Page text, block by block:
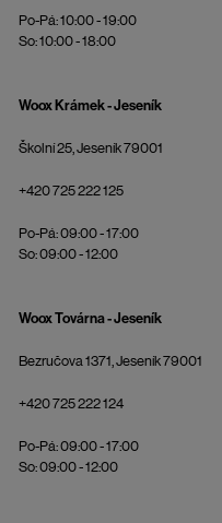
Po-Pá: 10:00 - 19:00
So: 10:00 - 18:00
Woox Krámek - Jeseník
Školní 25, Jeseník 79001
+420 725 222 125
Po-Pá: 09:00 - 17:00
So: 09:00 - 12:00
Woox Továrna - Jeseník
Bezručova 1371, Jeseník 79001
+420 725 222 124
Po-Pá: 09:00 - 17:00
So: 09:00 - 12:00